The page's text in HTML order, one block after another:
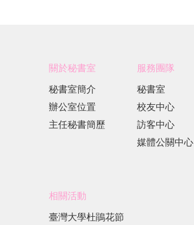
關於秘書室
秘書室簡介
辦公室位置
主任秘書簡歷
服務團隊
秘書室
校友中心
訪客中心
媒體公關中心
相關活動
臺灣大學杜鵑花節